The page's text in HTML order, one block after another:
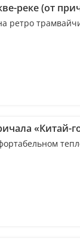
реке (от
ретро
«Китай-